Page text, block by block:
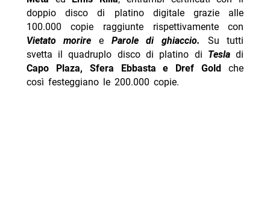
doppio disco di platino digitale grazie alle
100.000 copie raggiunte rispettivamente con
Vietato moriree Parole di ghiaccio.
Su tutti
svetta il quadruplo disco di platino di Tesladi
Capo Plaza, Sfera Ebbasta e Dref Goldche
così festeggiano le 200.000 copie.